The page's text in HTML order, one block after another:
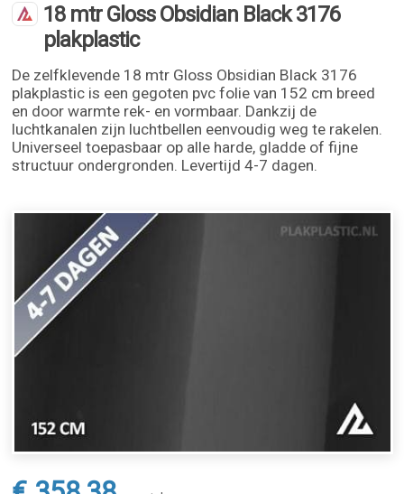
18 mtr Gloss Obsidian Black 3176
plakplastic
De zelfklevende 18 mtr Gloss Obsidian Black 3176
plakplastic is een gegoten pvc folie van 152 cm breed
en door warmte rek- en vormbaar. Dankzij de
luchtkanalen zijn luchtbellen eenvoudig weg te rakelen.
Universeel toepasbaar op alle harde, gladde of fijne
structuur ondergronden. Levertijd 4-7 dagen.